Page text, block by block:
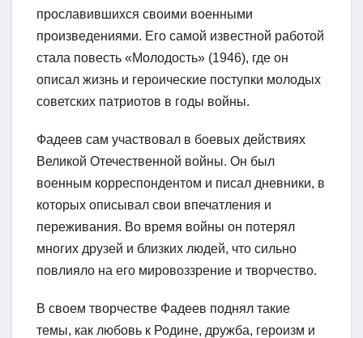
прославившихся своими военными
произведениями. Его самой известной работой
стала повесть «Молодость» (1946), где он
описал жизнь и героические поступки молодых
советских патриотов в годы войны.
Фадеев сам участвовал в боевых действиях
Великой Отечественной войны. Он был
военным корреспондентом и писал дневники, в
которых описывал свои впечатления и
переживания. Во время войны он потерял
многих друзей и близких людей, что сильно
повлияло на его мировоззрение и творчество.
В своем творчестве Фадеев поднял такие
темы, как любовь к Родине, дружба, героизм и